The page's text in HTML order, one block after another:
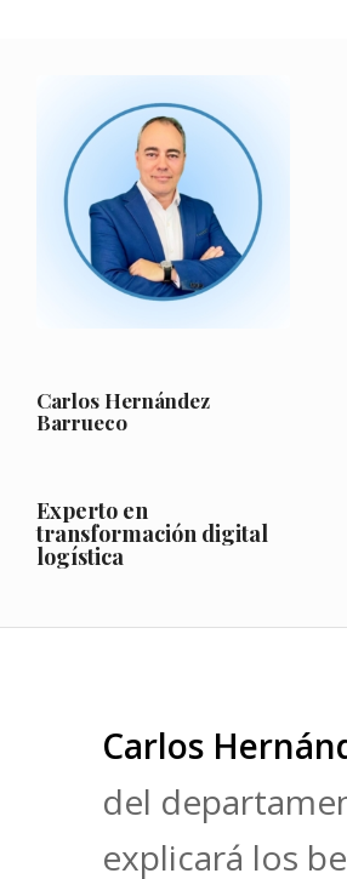
Carlos Hernández
Barrueco
Experto en
transformación digital
logística
Carlos
del
explicará los